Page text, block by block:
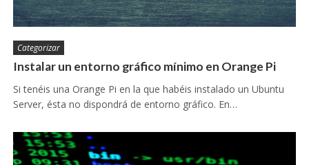
Categorizar
Instalar un entorno gráfico mínimo en Orange Pi
Si tenéis una Orange Pi en la que habéis instalado un Ubuntu
Server, ésta no dispondrá de entorno gráfico. En…